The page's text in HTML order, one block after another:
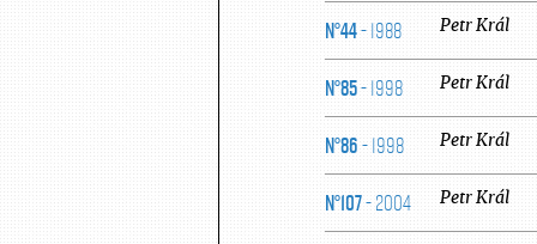
N°44- 1988 Petr Král
N°85- 1998 Petr Král
N°86- 1998 Petr Král
N°107- 2004 Petr Král